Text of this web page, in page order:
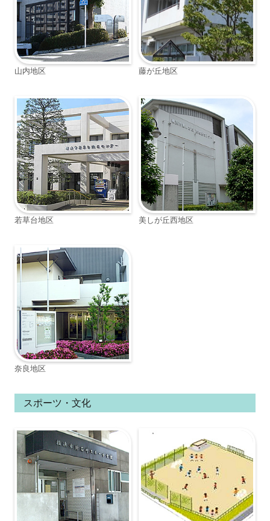
山内地区 藤が丘地区
若草台地区 美しが丘西地区
奈良地区
スポーツ・文化